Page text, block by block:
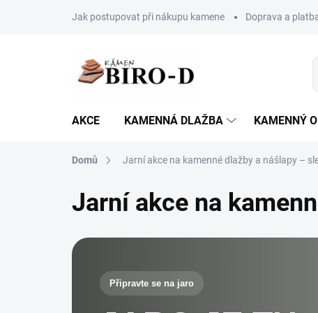
Jak postupovat při nákupu kamene Doprava a
AKCE KAMENNÁ DLAŽBA KAMENNÝ
Domů Jarní akce na kamenné dlažby a nášlapy –
Jarní akce na
Připravte se na jaro